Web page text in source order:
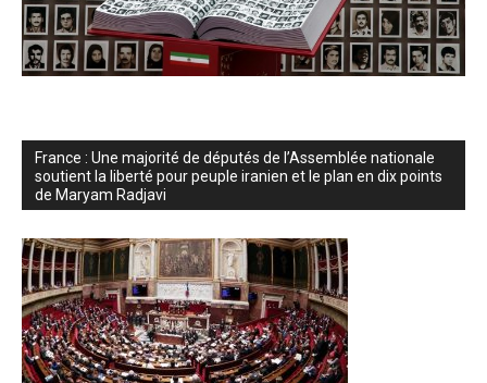
France : Une majorité de députés de l’Assemblée nationale
soutient la liberté pour peuple iranien et le plan en dix points
de Maryam Radjavi